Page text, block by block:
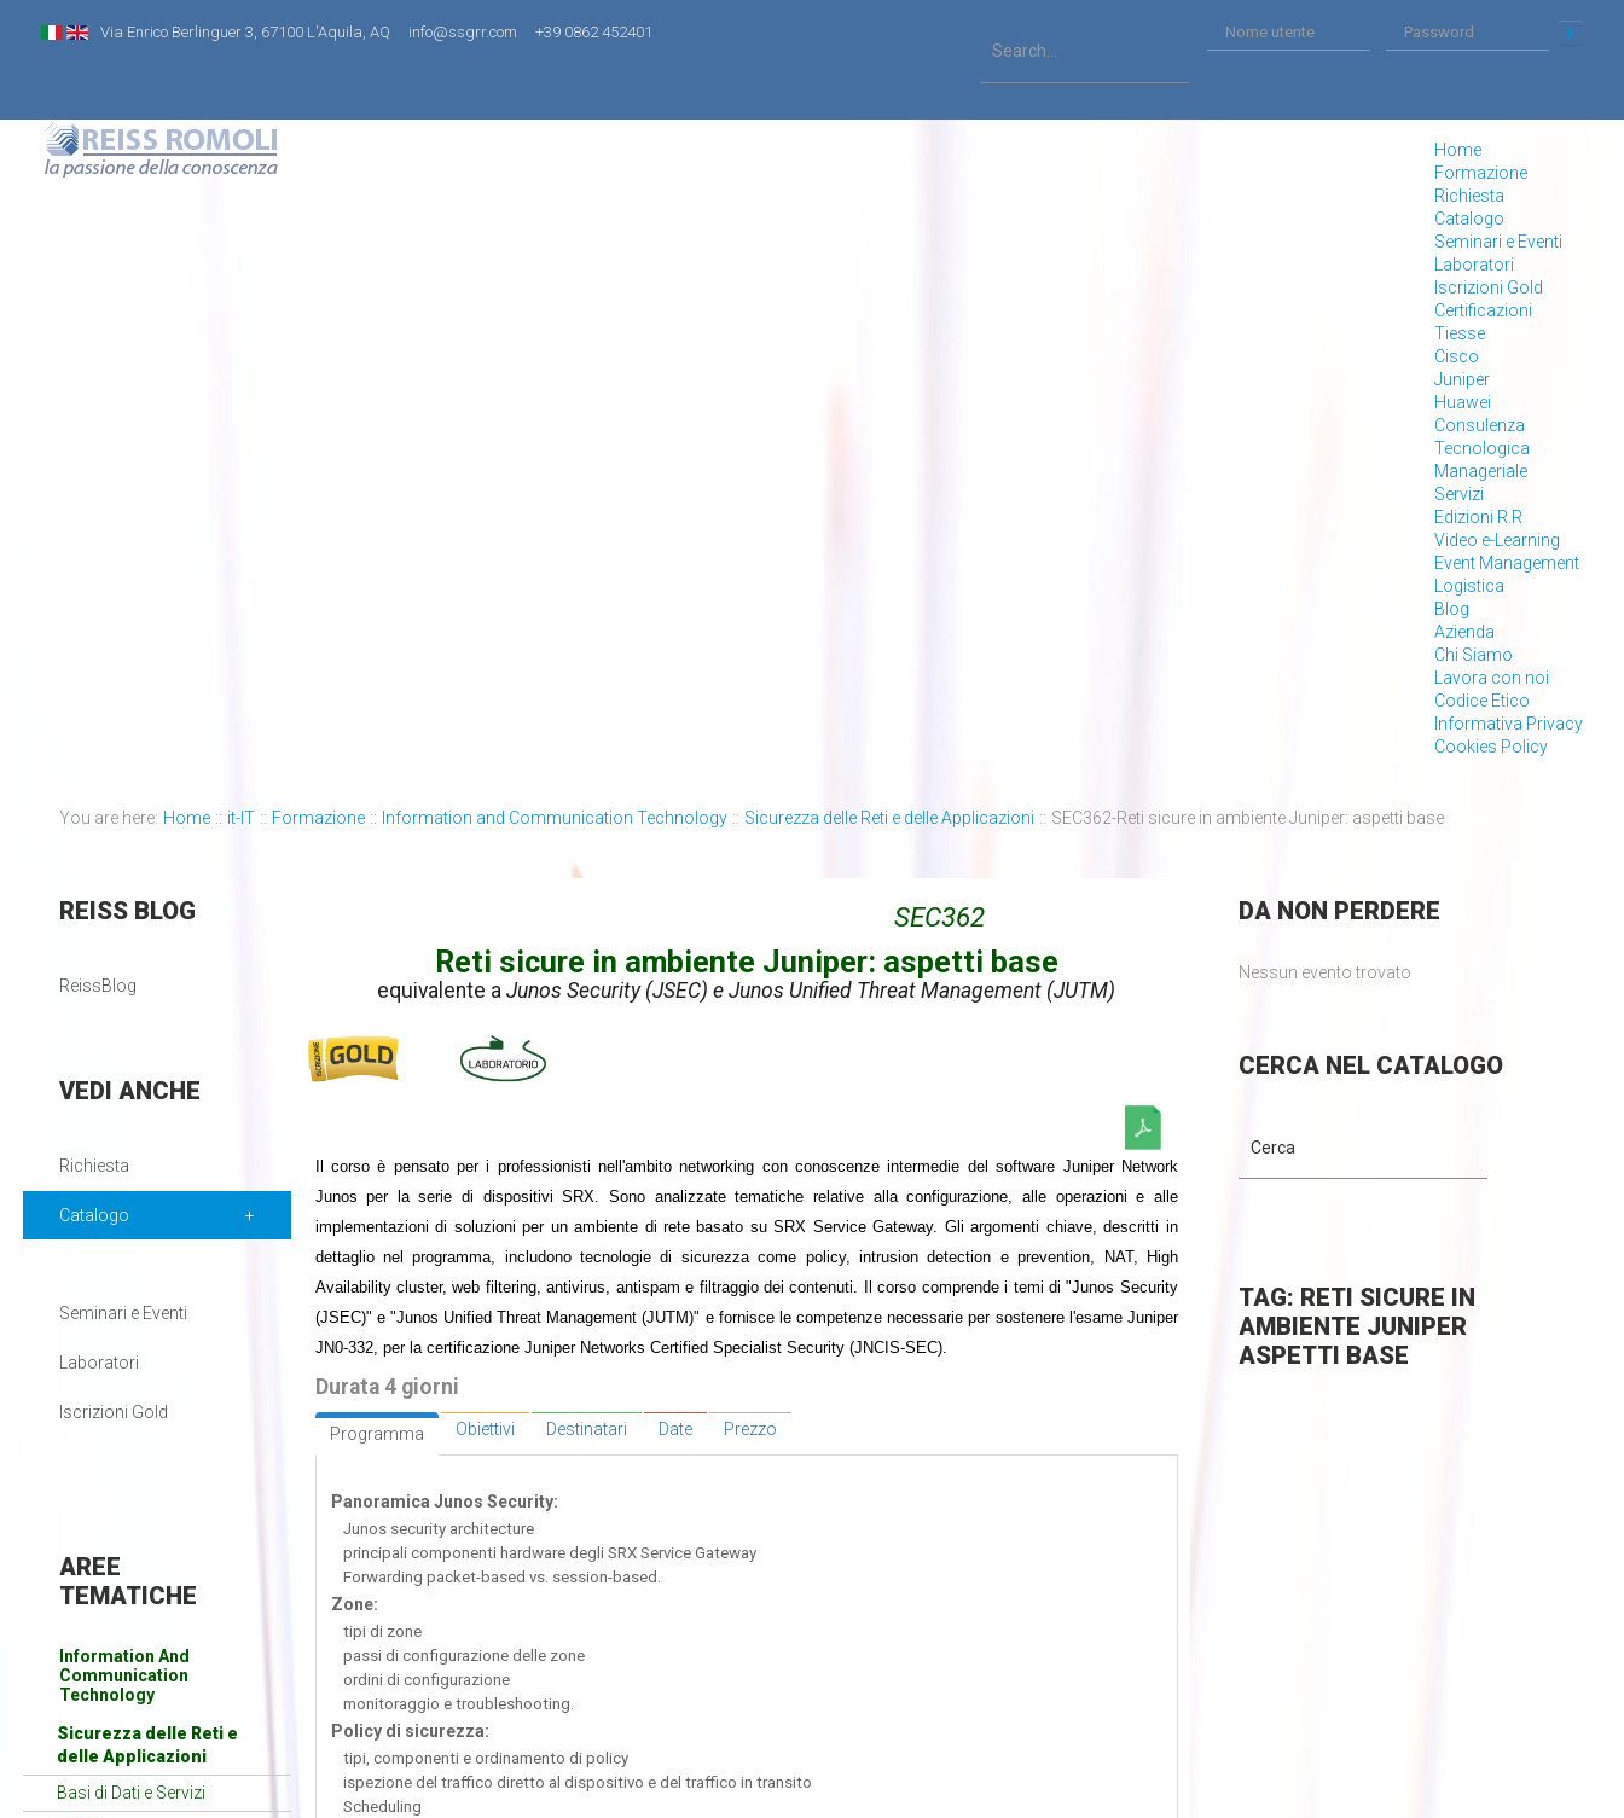
Via Enrico Berlinguer 3, 67100 L'Aquila, AQ info@ssgrr.com +39 0862 452401
Home
Formazione
Richiesta
Catalogo
Seminari e Eventi
Laboratori
Iscrizioni Gold
Certificazioni
Tiesse
Cisco
Juniper
Huawei
Consulenza
Tecnologica
Manageriale
Servizi
Edizioni R.R
Video e-Learning
Event Management
Logistica
Blog
Azienda
Chi Siamo
Lavora con noi
Codice Etico
Informativa Privacy
Cookies Policy
You are here: Home :: it-IT :: Formazione :: Information and Communication Technology :: Sicurezza delle Reti e delle Applicazioni :: SEC362-Reti sicure in ambiente Juniper: aspetti base
SEC362
Reti sicure in ambiente Juniper: aspetti base
equivalente aJunos Security (JSEC) e Junos Unified Threat Management (JUTM)
Il corso è pensato per i professionisti nell'ambito networking con conoscenze intermedie del software Juniper Network
Junos per la serie di dispositivi SRX. Sono analizzate tematiche relative alla configurazione, alle operazioni e alle
implementazioni di soluzioni per un ambiente di rete basato su SRX Service Gateway. Gli argomenti chiave, descritti in
dettaglio nel programma, includono tecnologie di sicurezza come policy, intrusion detection e prevention, NAT, High
Availability cluster, web filtering, antivirus, antispam e filtraggio dei contenuti. Il corso comprende i temi di "Junos Security
(JSEC)" e "Junos Unified Threat Management (JUTM)" e fornisce le competenze necessarie per sostenere l'esame Juniper
JN0-332, per la certificazione Juniper Networks Certified Specialist Security (JNCIS-SEC).
Durata 4 giorni
Programma Obiettivi Destinatari Date Prezzo
Panoramica Junos Security:
Junos security architecture
principali componenti hardware degli SRX Service Gateway
Forwarding packet-based vs. session-based.
Zone:
tipi di zone
passi di configurazione delle zone
ordini di configurazione
monitoraggio e troubleshooting.
Policy di sicurezza:
tipi, componenti e ordinamento di policy
ispezione del traffico diretto al dispositivo e del traffico in transito
Scheduling
REISSBLOG
ReissBlog
VEDI ANCHE
Richiesta
Catalogo
Seminari e Eventi
Laboratori
Iscrizioni Gold
AREE
TEMATICHE
Information And
Communication
Technology
Sicurezza delle Reti e
delle Applicazioni
Basi di Dati e Servizi
DANON PERDERE
Nessun evento trovato
CERCANEL CATALOGO
TAG: RETI SICURE IN
AMBIENTE JUNIPER
ASPETTI BASE